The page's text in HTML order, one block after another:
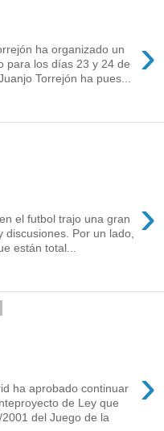
›
ha organizado un
para los días 23 y 24 de
Torrejón ha pues...
›
el futbol trajo una gran
Por un lado,
están total...
›
ha aprobado continuar
de Ley que
del Juego de la